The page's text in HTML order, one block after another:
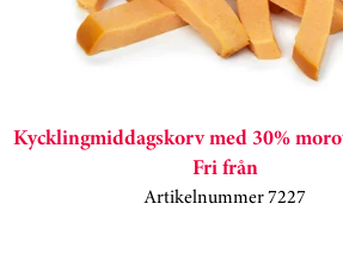
Kycklingmiddagskorv med 30%
Fri från
Artikelnummer 7227